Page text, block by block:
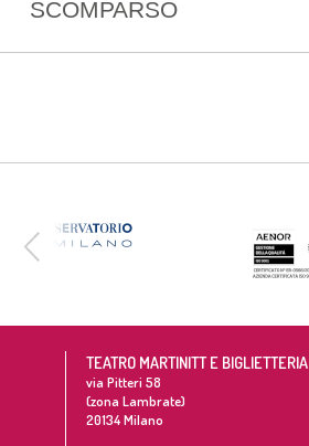
SCOMPARSO
TEATRO MARTINITT E BIGLIETTERIA
via Pitteri 58
(zona Lambrate)
20134Milano